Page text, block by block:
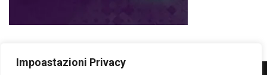
Impoastazioni Privacy